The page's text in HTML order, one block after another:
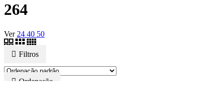
264
Ver 24 40 50
Filtros
Ordenação